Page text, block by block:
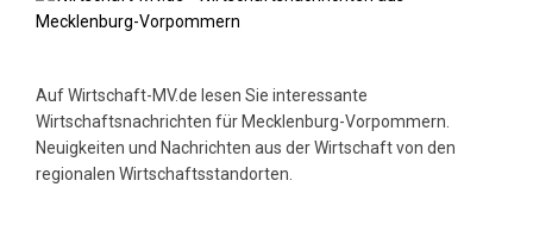
Auf Wirtschaft-MV.de lesen Sie interessante
Wirtschaftsnachrichten für Mecklenburg-Vorpommern.
Neuigkeiten und Nachrichten aus der Wirtschaft von den
regionalen Wirtschaftsstandorten.